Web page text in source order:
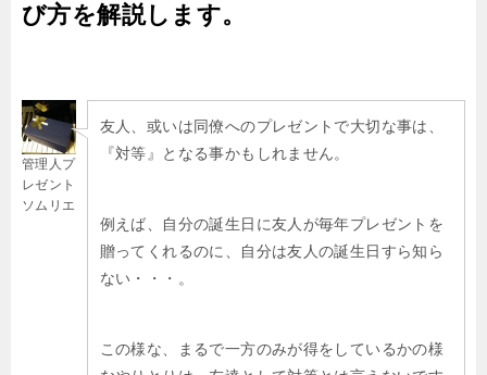
び方を解説します。
管理人プ
レゼント
ソムリエ
友人、或いは同僚へのプレゼントで大切な事は、
『対等』となる事かもしれません。
例えば、自分の誕生日に友人が毎年プレゼントを
贈ってくれるのに、自分は友人の誕生日すら知ら
ない・・・。
この様な、まるで一方のみが得をしているかの様